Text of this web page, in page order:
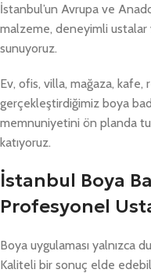
İstanbul’un Avrupa ve
malzeme, deneyimli ustalar
sunuyoruz.
Ev, ofis, villa, mağaza,
gerçekleştirdiğimiz boya
memnuniyetini ön planda
katıyoruz.
İstanbul Boya
Profesyonel
Boya uygulaması yalnızca
Kaliteli bir sonuç elde